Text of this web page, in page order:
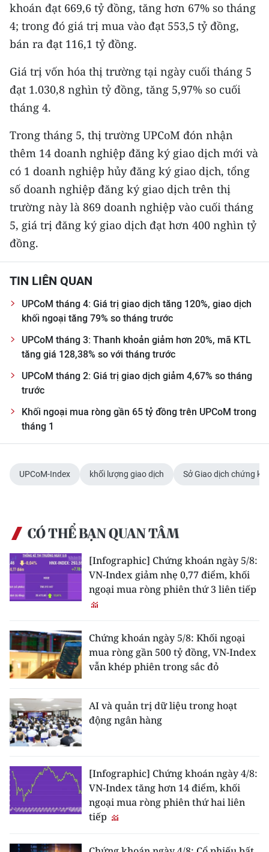
Chuyên trang Hà Nội
Chuyên trang TP. Hồ Chí Minh
CHUYÊN ĐỀ
CÁC CHUYÊN TRANG
VỀ BÁO NHÂN DÂN
THỜI NAY
NHÂN DÂN CUỐI TUẦN
NHÂN DÂN HẰNG THÁNG
MUA BÁO
ĐỌC BÁO IN
ENGLISH
中文
FRANÇAIS
РУССКИЙ
khoán đạt 669,6 tỷ đồng, tăng hơn 67% so tháng
4; trong đó giá trị mua vào đạt 553,5 tỷ đồng,
bán ra đạt 116,1 tỷ đồng.
Giá trị vốn hóa thị trường tại ngày cuối tháng 5
đạt 1.030,8 nghìn tỷ đồng, tăng 5,97% so cuối
tháng 4.
Trong tháng 5, thị trường UPCoM đón nhận
thêm 14 doanh nghiệp đăng ký giao dịch mới và
có 1 doanh nghiệp hủy đăng ký giao dịch, tổng
số doanh nghiệp đăng ký giao dịch trên thị
trường này là 869 doanh nghiệp vào cuối tháng
5, giá trị đăng ký giao dịch đạt hơn 400 nghìn tỷ
đồng.
TIN LIÊN QUAN
UPCoM tháng 4: Giá trị giao dịch tăng 120%, giao dịch
khối ngoại tăng 79% so tháng trước
UPCoM tháng 3: Thanh khoản giảm hơn 20%, mã KTL
tăng giá 128,38% so với tháng trước
UPCoM tháng 2: Giá trị giao dịch giảm 4,67% so tháng
trước
Khối ngoại mua ròng gần 65 tỷ đồng trên UPCoM trong
tháng 1
UPCoM-Index khối lượng giao dịch Sở Giao dịch chứng
CÓ THỂ BẠN QUAN TÂM
[Infographic] Chứng khoán ngày 5/8:
VN-Index giảm nhẹ 0,77 điểm, khối
ngoại mua ròng phiên thứ 3 liên tiếp
Chứng khoán ngày 5/8: Khối ngoại
mua ròng gần 500 tỷ đồng, VN-Index
vẫn khép phiên trong sắc đỏ
AI và quản trị dữ liệu trong hoạt
động ngân hàng
[Infographic] Chứng khoán ngày 4/8:
VN-Index tăng hơn 14 điểm, khối
ngoại mua ròng phiên thứ hai liên
tiếp